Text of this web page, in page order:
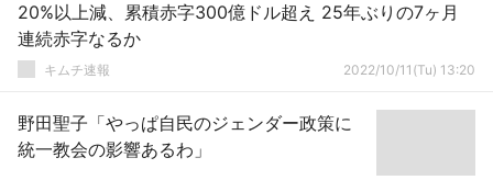
20%以上減、累積赤字300億ドル超え 25年ぶりの7ヶ月
連続赤字なるか
キムチ速報 2022/10/11(Tu) 13:20
野田聖子「やっぱ自民のジェンダー政策に
統一教会の影響あるわ」